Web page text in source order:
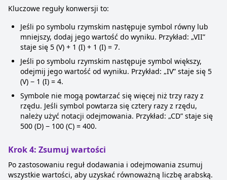
Kluczowe reguły konwersji to:
Jeśli po symbolu rzymskim następuje symbol równy lub
mniejszy, dodaj jego wartość do wyniku. Przykład: „VII”
staje się 5 (V) + 1 (I) + 1 (I) = 7.
Jeśli po symbolu rzymskim następuje symbol większy,
odejmij jego wartość od wyniku. Przykład: „IV” staje się 5
(V) − 1 (I) = 4.
Symbole nie mogą powtarzać się więcej niż trzy razy z
rzędu. Jeśli symbol powtarza się cztery razy z rzędu,
należy użyć notacji odejmowania. Przykład: „CD” staje się
500 (D) − 100 (C) = 400.
Krok 4: Zsumuj wartości
Po zastosowaniu reguł dodawania i odejmowania zsumuj
wszystkie wartości, aby uzyskać równoważną liczbę arabską.